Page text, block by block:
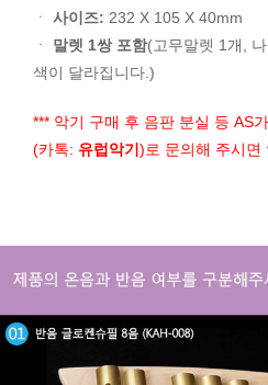
ㆍ 사이즈: 232 X 105 X 40mm
ㆍ 말렛 1쌍 포함(고무말렛 1개,
색이 달라집니다.)
*** 악기 구매 후 음판 분실 등 AS
(카톡: 유럽악기 )로 문의해 주시면